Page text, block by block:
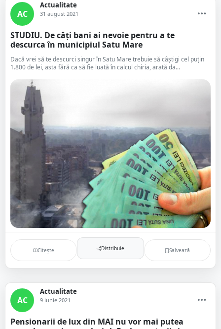
AC
Actualitate
31 august 2021
STUDIU. De câți bani ai nevoie pentru a te
descurca în municipiul Satu Mare
Dacă vrei să te descurci singur în Satu Mare trebuie să câștigi cel puțin
1.800 de lei, asta fără ca să fie luată în calcul chiria, arată da...
Citește Distribuie Salvează
AC
Actualitate
9 iunie 2021
Pensionarii de lux din MAI nu vor mai putea